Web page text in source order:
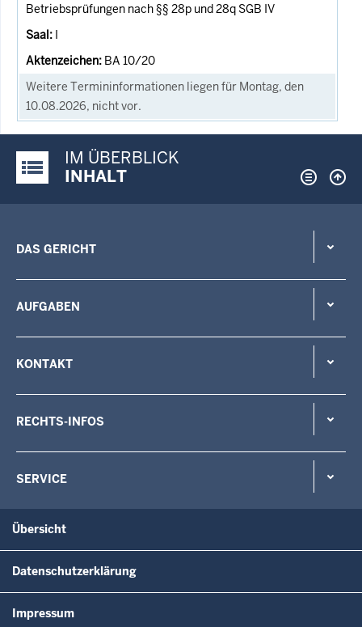
Betriebsprüfungen nach §§ 28p und 28q SGB IV
I
BA 10/20
Weitere Termininformationen liegen für Montag, den
10.08.2026, nicht vor.
Justiz-Portal im Überblick:
IM ÜBERBLICK
INHALT
DAS GERICHT
AUFGABEN
KONTAKT
RECHTS-INFOS
SERVICE
Übersicht
Datenschutzerklärung
Impressum